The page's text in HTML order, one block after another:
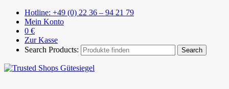
Hotline: +49 (0) 22 36 – 94 21 79
Mein Konto
0 €
Zur Kasse
Search Products: